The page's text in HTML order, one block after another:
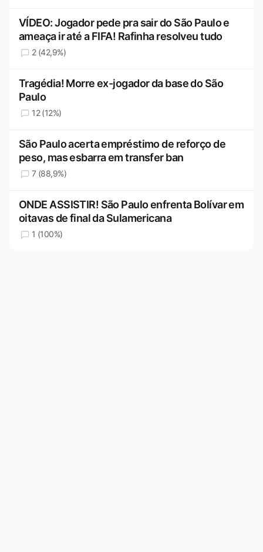
VÍDEO: Jogador pede pra sair do São Paulo e
ameaça ir até a FIFA! Rafinha resolveu tudo
2 (42,9%)
Tragédia! Morre ex-jogador da base do São
Paulo
12 (12%)
São Paulo acerta empréstimo de reforço de
peso, mas esbarra em transfer ban
7 (88,9%)
ONDE ASSISTIR! São Paulo enfrenta Bolívar em
oitavas de final da Sulamericana
1 (100%)